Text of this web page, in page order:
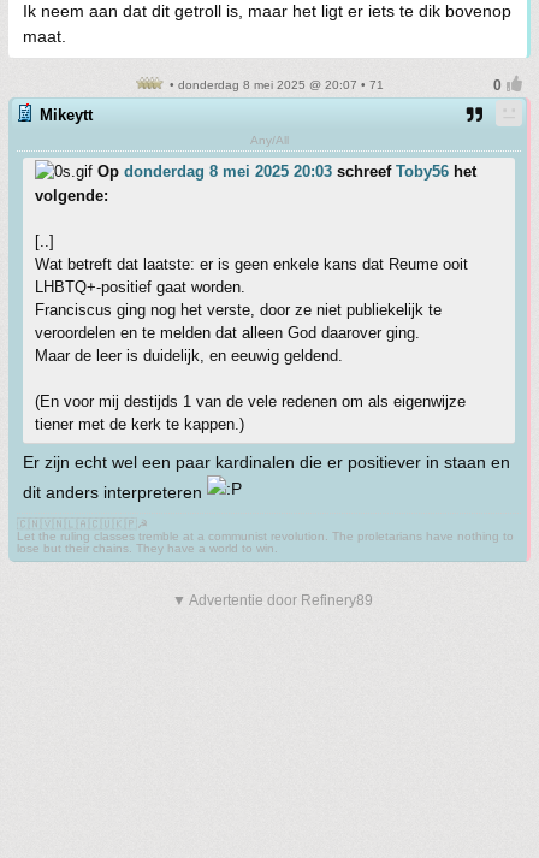
Ik neem aan dat dit getroll is, maar het ligt er iets te dik bovenop
maat.
• donderdag 8 mei 2025 @ 20:07 • 71
Mikeytt
Any/All
Op donderdag 8 mei 2025 20:03 schreef Toby56 het
volgende:
[..]
Wat betreft dat laatste: er is geen enkele kans dat Reume ooit
LHBTQ+-positief gaat worden.
Franciscus ging nog het verste, door ze niet publiekelijk te
veroordelen en te melden dat alleen God daarover ging.
Maar de leer is duidelijk, en eeuwig geldend.
(En voor mij destijds 1 van de vele redenen om als eigenwijze
tiener met de kerk te kappen.)
Er zijn echt wel een paar kardinalen die er positiever in staan en
dit anders interpreteren
🇨🇳🇻🇳🇱🇦🇨🇺🇰🇵☭
Let the ruling classes tremble at a communist revolution. The proletarians have nothing to
lose but their chains. They have a world to win.
▼ Advertentie door Refinery89